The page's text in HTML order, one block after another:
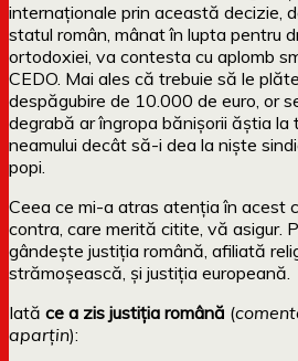
internaționale prin această decizie,
statul român, mânat în lupta pentru
ortodoxiei, va contesta cu aplomb
CEDO. Mai ales că trebuie să le
despăgubire de 10.000 de euro, or
degrabă ar îngropa bănișorii ăștia la
neamului decât să-i dea la niște
popi.
Ceea ce mi-a atras atenția în acest
contra, care merită citite, vă asigur.
gândește justiția română, afiliată
strămoșească, și justiția europeană.
Iată ce a zis justiția română (
aparțin):